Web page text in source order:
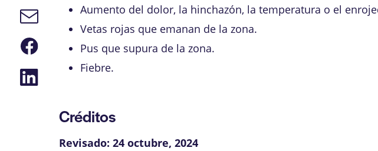
Aumento del dolor, la hinchazón, la temperatura o el
Vetas rojas que emanan de la zona.
Pus que supura de la zona.
Fiebre.
Créditos
Revisado: 24 octubre, 2024
Enlace
de
correo
electrónico
Compartir
en
Compartir
en